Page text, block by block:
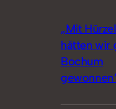
„Mit
hätten wir
Bochum